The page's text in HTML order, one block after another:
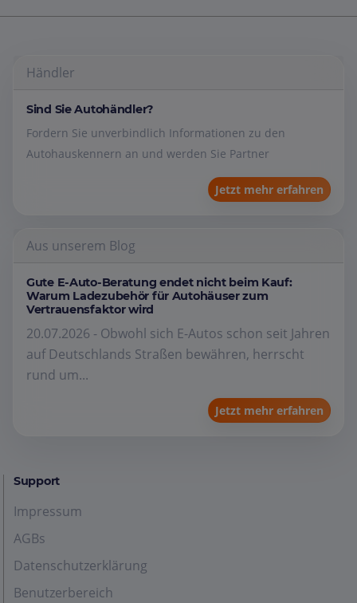
Händler
Sind Sie Autohändler?
Fordern Sie unverbindlich Informationen zu den
Autohauskennern an und werden Sie Partner
Jetzt mehr erfahren
Aus unserem Blog
Gute E-Auto-Beratung endet nicht beim Kauf:
Warum Ladezubehör für Autohäuser zum
Vertrauensfaktor wird
20.07.2026 - Obwohl sich E-Autos schon seit Jahren
auf Deutschlands Straßen bewähren, herrscht
rund um...
Jetzt mehr erfahren
Support
Impressum
AGBs
Datenschutzerklärung
Benutzerbereich